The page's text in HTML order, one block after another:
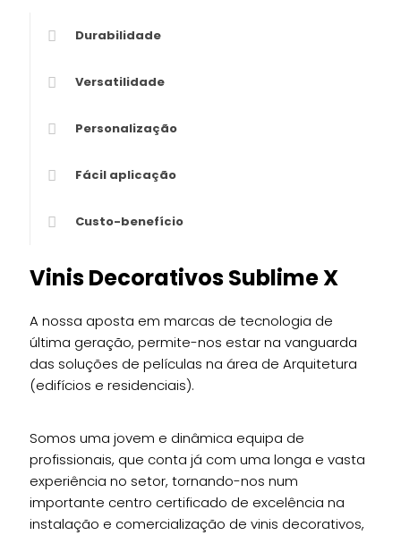
Durabilidade
Versatilidade
Personalização
Fácil aplicação
Custo-benefício
Vinis Decorativos Sublime X
A nossa aposta em marcas de tecnologia de
última geração, permite-nos estar na vanguarda
das soluções de películas na área de Arquitetura
(edifícios e residenciais).
Somos uma jovem e dinâmica equipa de
profissionais, que conta já com uma longa e vasta
experiência no setor, tornando-nos num
importante centro certificado de excelência na
instalação e comercialização de vinis decorativos,